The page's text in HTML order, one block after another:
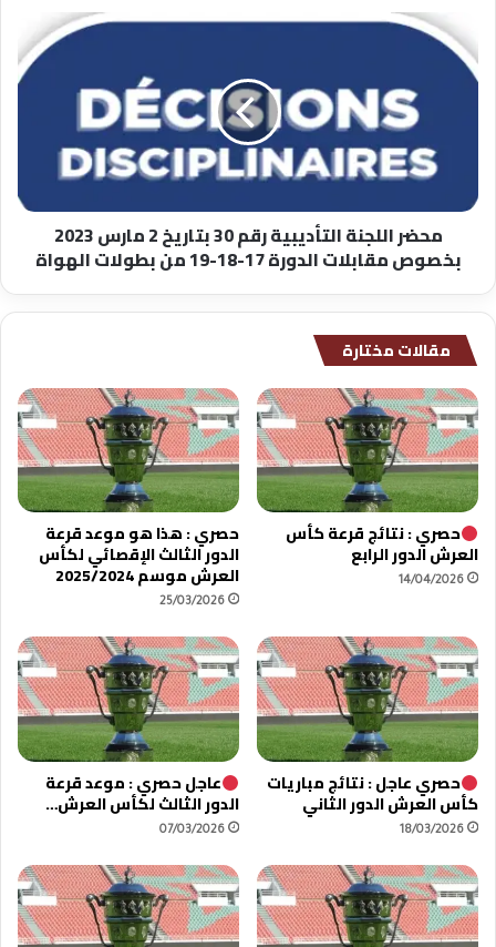
(الجمعة
2023/02/10)
محضر
اللجنة
التأديبية
2023
بخصوص
مقابلات
19
من
بطولات
الهواة
محضر اللجنة التأديبية رقم 30 بتاريخ 2 مارس 2023
بخصوص مقابلات الدورة 17-18-19 من بطولات الهواة
مقالات مختارة
حصري : نتائج قرعة كأس
العرش الدور الرابع
14/04/2026
حصري : هذا هو موعد قرعة
الدور الثالث الإقصائي لكأس
العرش موسم 2025/2024
25/03/2026
حصري عاجل : نتائج مباريات
كأس العرش الدور الثاني
18/03/2026
عاجل حصري : موعد قرعة
الدور الثالث لكأس العرش…
07/03/2026